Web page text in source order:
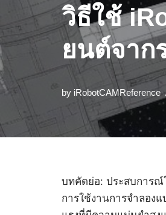
วิธีใช้
ยนต์จาก
by iRobotCAMReference
บทคัดย่อ: ประสบการณ์
การใช้งานการจำลอง